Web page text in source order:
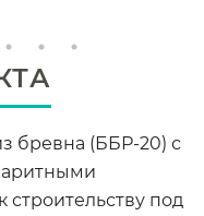
бревна (ББР-20) с
строительству под